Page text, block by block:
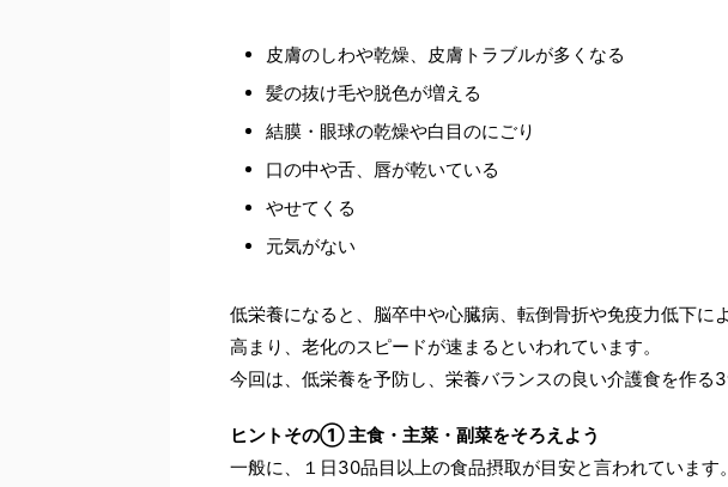
皮膚のしわや乾燥、皮膚トラブルが多くなる
髪の抜け毛や脱色が増える
結膜・眼球の乾燥や白目のにごり
口の中や舌、唇が乾いている
やせてくる
元気がない
低栄養になると、脳卒中や心臓病、転倒骨折や免疫力低下に
高まり、老化のスピードが速まるといわれています。
今回は、低栄養を予防し、栄養バランスの良い介護食を作る3
ヒントその① 主食・主菜・副菜をそろえよう
一般に、１日30品目以上の食品摂取が目安と言われていま